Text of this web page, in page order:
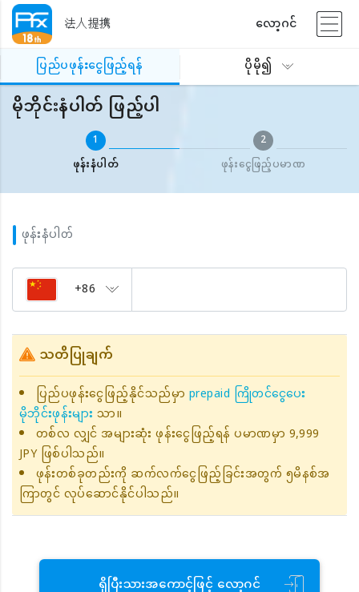
法人提携
လော့ဂင်
ပြည်ပဖုန်းငွေဖြည့်ရန်
ပိုမို၍
ပြည်ပဖုန်းငွေဖြည့်ရန် မိုဘိုင်းနံပါတ် ဖြည့်ပါ
မိုဘိုင်းနံပါတ် ဖြည့်ပါ
1
ဖုန်းနံပါတ်
2
ဖုန်းငွေဖြည့်ပမာဏ
ဖုန်းနံပါတ်
+86
သတိပြုချက်
ပြည်ပဖုန်းငွေဖြည့်နိုင်သည်မှာprepaid ကြိုတင်ငွေပေး
မိုဘိုင်းဖုန်းများသာ။
တစ်လ လျှင် အများဆုံး ဖုန်းငွေဖြည့်ရန် ပမာဏမှာ 9,999
JPY ဖြစ်ပါသည်။
ဖုန်းတစ်ခုတည်းကို ဆက်လက်ငွေဖြည့်ခြင်းအတွက် ၅မိနစ်အ
ကြာတွင် လုပ်ဆောင်နိုင်ပါသည်။
ရှိပြီးသားအကောင့်ဖြင့် လော့ဂင်